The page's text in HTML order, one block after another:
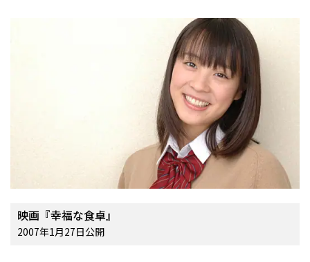
映画『幸福な食卓』
2007年1月27日公開